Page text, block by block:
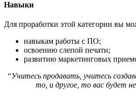
Навыки
Для проработки этой категории вы
навыкам работы с ПО;
освоению слепой печати;
развитию маркетинговых
“Учитесь продавать, учитесь
то, и другое, то вас будет